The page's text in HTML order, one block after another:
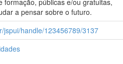
a pensar sobre o futuro.
jspui/handle/123456789/3137